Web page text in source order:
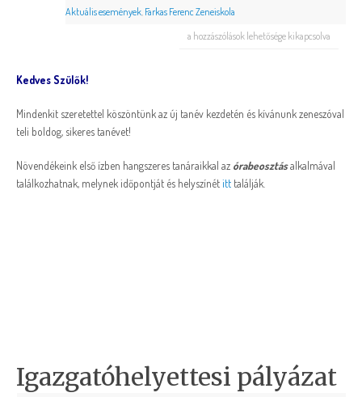
Aktuális események Farkas Ferenc Zeneiskola
a hozzászólások lehetősége kikapcsolva
Kedves Szülők!
Mindenkit szeretettel köszöntünk az új tanév kezdetén és kívánunk zeneszóval
teli boldog, sikeres tanévet!
Növendékeink első ízben hangszeres tanáraikkal az órabeosztásalkalmával
találkozhatnak, melynek időpontját és helyszínétitt találják.
Igazgatóhelyettesi pályázat